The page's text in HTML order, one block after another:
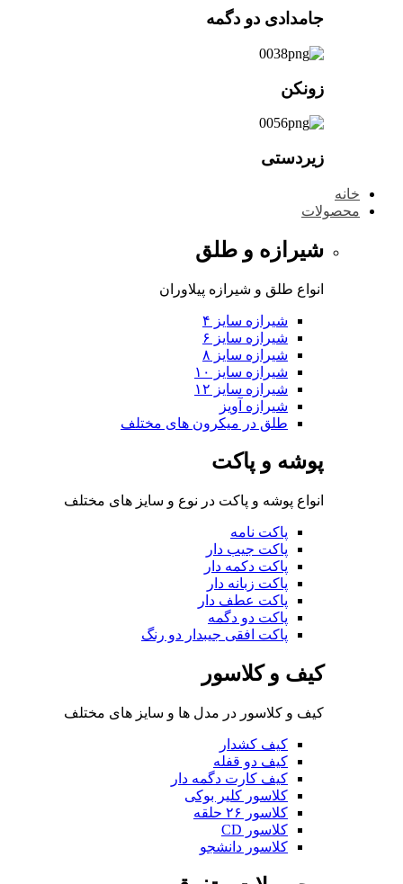
جامدادی دو دگمه
زونکن
زیردستی
خانه
محصولات
شیرازه و طلق
انواع طلق و شیرازه پیلاوران
شیرازه سایز ۴
شیرازه سایز ۶
شیرازه سایز ۸
شیرازه سایز ۱۰
شیرازه سایز ۱۲
شیرازه آویز
طلق در میکرون های مختلف
پوشه و پاکت
انواع پوشه و پاکت در نوع و سایز های مختلف
پاکت نامه
پاکت جیب دار
پاکت دکمه دار
پاکت زبانه دار
پاکت عطف دار
پاکت دو دگمه
پاکت افقی جیبدار دو رنگ
کیف و کلاسور
کیف و کلاسور در مدل ها و سایز های مختلف
کیف کشدار
کیف دو قفله
کیف کارت دگمه دار
کلاسور کلیر بوکی
کلاسور ۲۶ حلقه
کلاسور CD
کلاسور دانشجو